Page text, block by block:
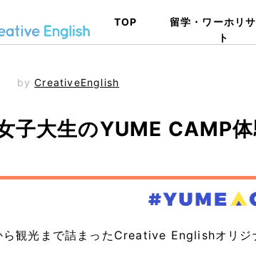
TOP
留学・ワーホリ
ト
byCreativeEnglish
子大生のYUME CAMP体
ら観光まで詰まったCreative Englishオリ